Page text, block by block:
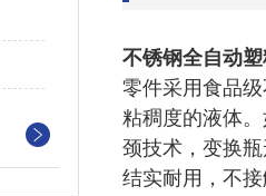
不锈钢全自动
零件采用食品
粘稠度的液体
颈技术，变换
结实耐用，不